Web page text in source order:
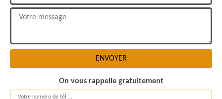
On vous rappelle gratuitement